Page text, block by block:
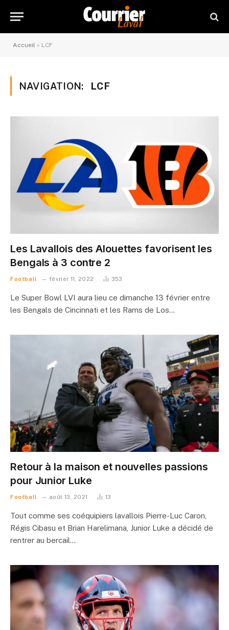
Accueil » LCF
NAVIGATION: LCF
Les Lavallois des Alouettes favorisent les
Bengals à 3 contre 2
Football février 11, 2022 353
Le Super Bowl LVI aura lieu ce dimanche 13 février entre
les Bengals de Cincinnati et les Rams de Los…
Retour à la maison et nouvelles passions
pour Junior Luke
Football août 13, 2021 13
Tout comme ses coéquipiers lavallois Pierre-Luc Caron,
Régis Cibasu et Brian Harelimana, Junior Luke a décidé de
rentrer au bercail…